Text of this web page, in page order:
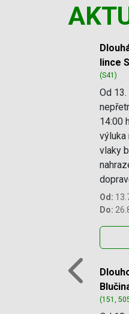
Slide
lince
(S41)
Od
14:00
výluka
vlaky
Od:
Do:
(151,
Previous